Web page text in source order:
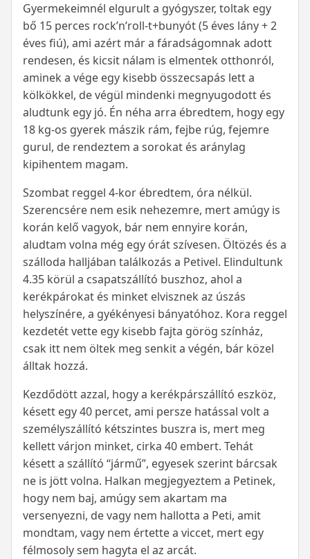
Gyermekeimnél elgurult a gyógyszer, toltak egy
bő 15 perces rock’n’roll-t+bunyót (5 éves lány + 2
éves fiú), ami azért már a fáradságomnak adott
rendesen, és kicsit nálam is elmentek otthonról,
aminek a vége egy kisebb összecsapás lett a
kölkökkel, de végül mindenki megnyugodott és
aludtunk egy jó. Én néha arra ébredtem, hogy egy
18 kg-os gyerek mászik rám, fejbe rúg, fejemre
gurul, de rendeztem a sorokat és aránylag
kipihentem magam.
Szombat reggel 4-kor ébredtem, óra nélkül.
Szerencsére nem esik nehezemre, mert amúgy is
korán kelő vagyok, bár nem ennyire korán,
aludtam volna még egy órát szívesen. Öltözés és a
szálloda halljában találkozás a Petivel. Elindultunk
4.35 körül a csapatszállító buszhoz, ahol a
kerékpárokat és minket elvisznek az úszás
helyszínére, a gyékényesi bányatóhoz. Kora reggel
kezdetét vette egy kisebb fajta görög színház,
csak itt nem öltek meg senkit a végén, bár közel
álltak hozzá.
Kezdődött azzal, hogy a kerékpárszállító eszköz,
késett egy 40 percet, ami persze hatással volt a
személyszállító kétszintes buszra is, mert meg
kellett várjon minket, cirka 40 embert. Tehát
késett a szállító “jármű”, egyesek szerint bárcsak
ne is jött volna. Halkan megjegyeztem a Petinek,
hogy nem baj, amúgy sem akartam ma
versenyezni, de vagy nem hallotta a Peti, amit
mondtam, vagy nem értette a viccet, mert egy
félmosoly sem hagyta el az arcát.